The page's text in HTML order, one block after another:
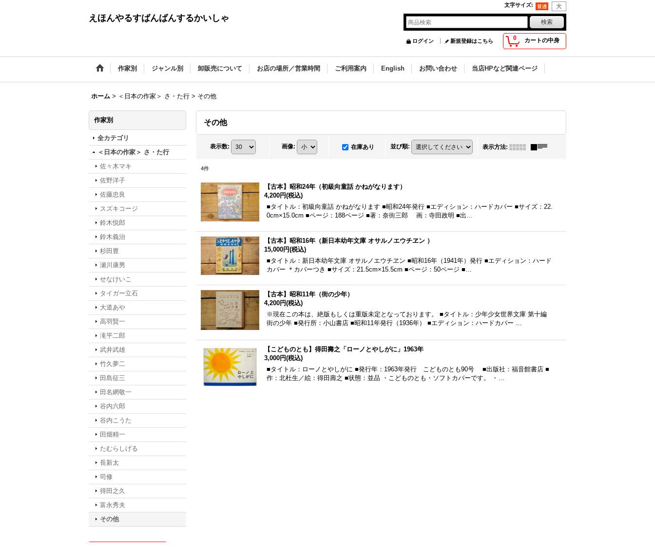
文字サイズ:
えほんやるすばんばんするかいしゃ
0 カートの中身
ログイン 新規登録はこちら
作家別 ジャンル別 卸販売について お店の場所／営業時間 ご利用案内 English お問い合わせ 当店HPなど関連ページ
ホーム > ＜日本の作家＞ さ・た行 > その他
作家別
全カテゴリ
＜日本の作家＞ さ・た行
佐々木マキ
佐野洋子
佐藤忠良
スズキコージ
鈴木悦郎
鈴木義治
杉田豊
瀬川康男
せなけいこ
タイガー立石
大道あや
高羽賢一
滝平二郎
武井武雄
竹久夢二
田島征三
田名網敬一
谷内六郎
谷内こうた
田畑精一
たむらしげる
長新太
司修
得田之久
富永秀夫
その他
その他
表示数: 画像: 在庫あり 並び順: 表示方法:
4件
【古本】昭和24年（初級向童話 かねがなります）
4,200円(税込)
■タイトル：初級向童話 かねがなります ■昭和24年発行 ■エディション：ハードカバー ■サイズ：22.
0cm×15.0cm ■ページ：188ページ ■著：奈街三郎 画：寺田政明 ■出…
【古本】昭和16年（新日本幼年文庫 オサルノエウチヱン ）
15,000円(税込)
■タイトル：新日本幼年文庫 オサルノエウチヱン ■昭和16年（1941年）発行 ■エディション：ハード
カバー ＊カバーつき ■サイズ：21.5cm×15.5cm ■ページ：50ページ ■…
【古本】昭和11年（街の少年）
4,200円(税込)
※現在この本は、絶版もしくは重版未定となっております。 ■タイトル：少年少女世界文庫 第十編
街の少年 ■発行所：小山書店 ■昭和11年発行（1936年） ■エディション：ハードカバー …
【こどものとも】得田壽之「ローノとやしがに」1963年
3,000円(税込)
■タイトル：ローノとやしがに ■発行年：1963年発行 こどものとも90号 ■出版社：福音館書店 ■
作：北杜生／絵：得田壽之 ■状態：並品 ・こどものとも・ソフトカバーです。 ・…